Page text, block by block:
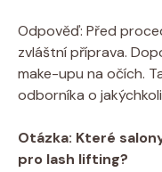
Odpověď:⁣ Před
zvláštní ​příprava.
make-upu na‍ očích.
odborníka o
Otázka: Které
pro⁣ lash ‌lifting?